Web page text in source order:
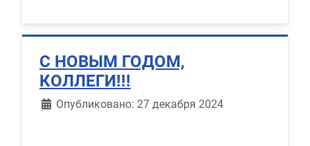
С НОВЫМ ГОДОМ,
КОЛЛЕГИ!!!
Информация о материале
Опубликовано: 27 декабря 2024